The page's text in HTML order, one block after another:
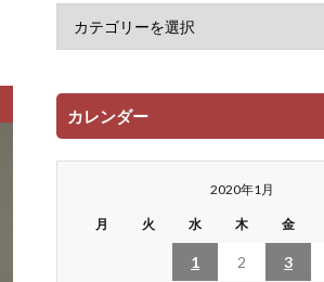
カレンダー
2020年1月
月 火 水 木 金
1 2 3